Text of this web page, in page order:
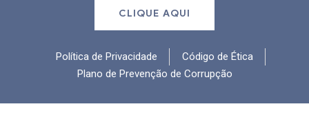
CLIQUE AQUI
Política de Privacidade
Código de Ética
Plano de Prevenção de Corrupção